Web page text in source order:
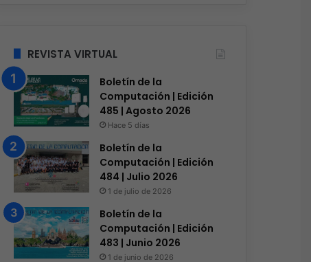
REVISTA VIRTUAL
Boletín de la
Computación | Edición
485 | Agosto 2026
Hace 5 días
Boletín de la
Computación | Edición
484 | Julio 2026
1 de julio de 2026
Boletín de la
Computación | Edición
483 | Junio 2026
1 de junio de 2026